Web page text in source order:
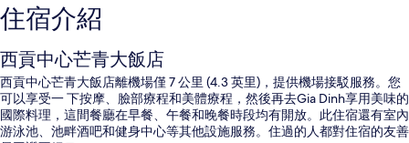
住宿介紹
西貢中心芒青大飯店
西貢中心芒青大飯店離機場僅 7 公里 (4.3 英里)，提供機場接駁服務。您
可以享受一 下按摩、臉部療程和美體療程，然後再去Gia Dinh享用美味的
國際料理，這間餐廳在早餐、午餐和晚餐時段均有開放。此住宿還有室內
游泳池、池畔酒吧和健身中心等其他設施服務。住過的人都對住宿的友善